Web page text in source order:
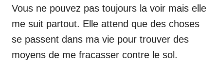
Vous ne pouvez pas toujours la voir mais elle
me suit partout. Elle attend que des choses
se passent dans ma vie pour trouver des
moyens de me fracasser contre le sol.